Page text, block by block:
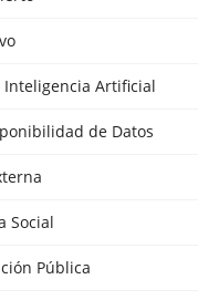
Inteligencia Artificial
de Datos
Social
Pública